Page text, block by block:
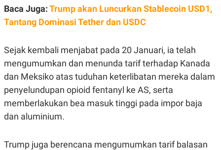
Baca Juga:Trump akan Luncurkan Stablecoin USD1,
Tantang Dominasi Tether dan USDC
Sejak kembali menjabat pada 20 Januari, ia telah
mengumumkan dan menunda tarif terhadap Kanada
dan Meksiko atas tuduhan keterlibatan mereka dalam
penyelundupan opioid fentanyl ke AS, serta
memberlakukan bea masuk tinggi pada impor baja
dan aluminium.
Trump juga berencana mengumumkan tarif balasan